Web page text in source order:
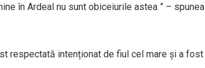
în Ardeal nu sunt obiceiurile astea ” – spunea
respectată intenționat de fiul cel mare și a fost